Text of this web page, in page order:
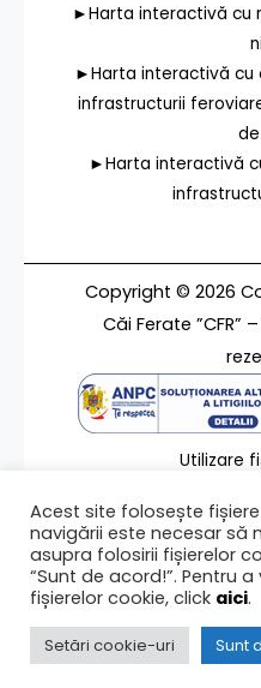
►Harta interactivă cu
►Harta interactivă cu
infrastructurii
►Harta interactivă
Copyright © 2026
Căi Ferate ”CFR”
Utilizare
Ultima modificare
Acest site folosește
navigării este necesar să
asupra folosirii fișierelor
“Sunt de acord!”. Pentru
fișierelor cookie, click aici.
Setări cookie-uri Sunt